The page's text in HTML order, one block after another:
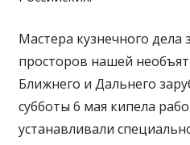
Мастера кузнечного дела
просторов нашей
Ближнего и Дальнего
субботы 6 мая кипела
устанавливали